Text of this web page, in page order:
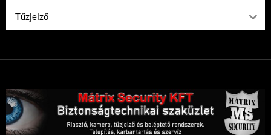
Tűzjelző